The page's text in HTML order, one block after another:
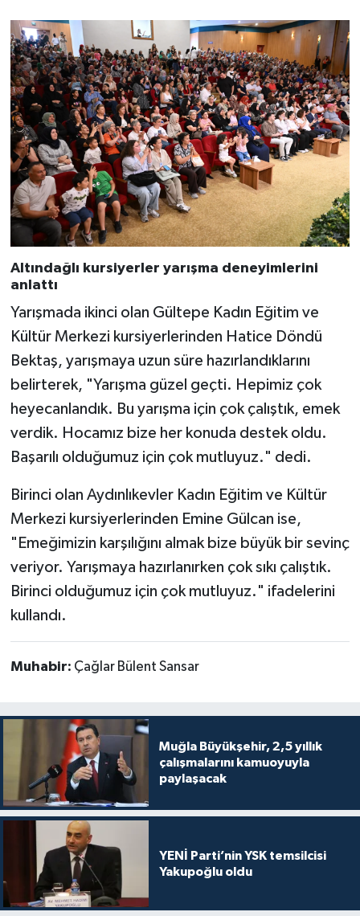
Altındağlı kursiyerler yarışma deneyimlerini
anlattı
Yarışmada ikinci olan Gültepe Kadın Eğitim ve
Kültür Merkezi kursiyerlerinden Hatice Döndü
Bektaş, yarışmaya uzun süre hazırlandıklarını
belirterek, "Yarışma güzel geçti. Hepimiz çok
heyecanlandık. Bu yarışma için çok çalıştık, emek
verdik. Hocamız bize her konuda destek oldu.
Başarılı olduğumuz için çok mutluyuz." dedi.
Birinci olan Aydınlıkevler Kadın Eğitim ve Kültür
Merkezi kursiyerlerinden Emine Gülcan ise,
"Emeğimizin karşılığını almak bize büyük bir sevinç
veriyor. Yarışmaya hazırlanırken çok sıkı çalıştık.
Birinci olduğumuz için çok mutluyuz." ifadelerini
kullandı.
Muhabir: Çağlar Bülent Sansar
Muğla Büyükşehir, 2,5 yıllık
çalışmalarını kamuoyuyla
paylaşacak
YENİ Parti’nin YSK temsilcisi
Yakupoğlu oldu